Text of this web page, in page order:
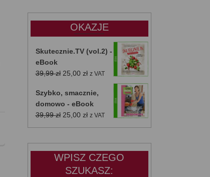
OKAZJE
Skutecznie.TV (vol.2) -
eBook
39,99zł Pierwotna
wynosiła:
39,99 zł.
25,00 złAktualna
wynosi:
25,00 zł.
z VAT
Szybko, smacznie,
domowo - eBook
39,99zł Pierwotna
cena
25,00 złAktualna
cena
z VAT
WPISZ CZEGO
SZUKASZ: